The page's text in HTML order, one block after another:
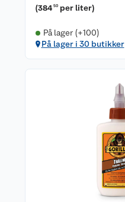
(384 50 per liter)
På lager (+100)
På lager i 30 butikker